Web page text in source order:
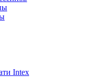
Intex